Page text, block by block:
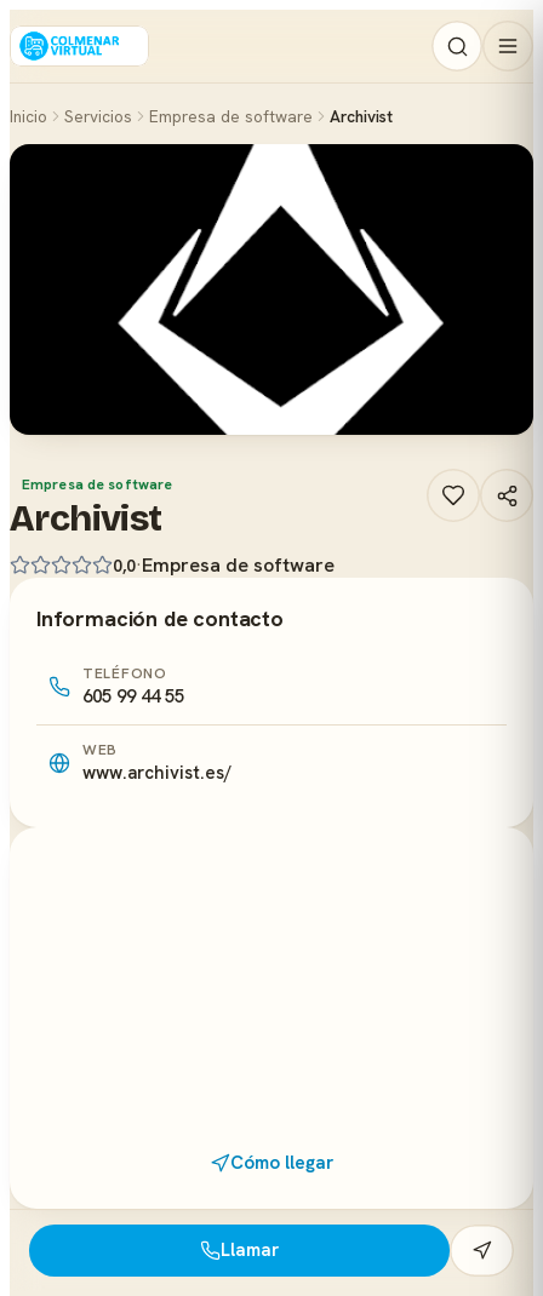
Inicio Servicios Empresa de software Archivist
Empresa de software
Archivist
0,0·Empresa de software
Información de contacto
TELÉFONO
605 99 44 55
WEB
www.archivist.es/
Cómo llegar
Llamar